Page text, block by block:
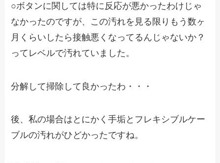
○ボタンに関しては特に反応が悪かったわけじゃ
なかったのですが、この汚れを見る限りもう数ヶ
月くらいしたら接触悪くなってるんじゃないか？
ってレベルで汚れていました。
分解して掃除して良かったわ・・・
後、私の場合はとにかく手垢とフレキシブルケー
ブルの汚れがひどかったですね。